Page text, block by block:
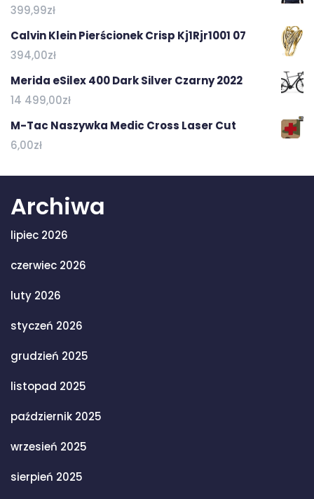
399,99zł
Calvin Klein Pierścionek Crisp Kj1Rjr1001 07
394,00zł
Merida eSilex 400 Dark Silver Czarny 2022
14 499,00zł
M-Tac Naszywka Medic Cross Laser Cut
6,00zł
Archiwa
lipiec 2026
czerwiec 2026
luty 2026
styczeń 2026
grudzień 2025
listopad 2025
październik 2025
wrzesień 2025
sierpień 2025